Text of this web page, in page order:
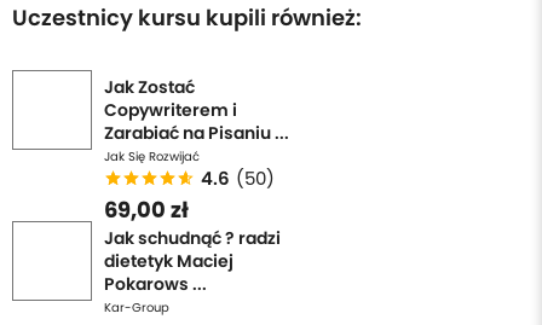
Uczestnicy kursu kupili również:
Jak Zostać
Copywriterem i
Zarabiać na Pisaniu ...
Jak Się Rozwijać
4.6 (50)
69,00 zł
Jak schudnąć ? radzi
dietetyk Maciej
Pokarows ...
Kar-Group